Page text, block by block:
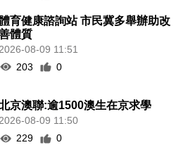
育健康諮詢站 市民冀多舉辦助改
體質
2026-08-09 11:51
203
0
京澳聯:逾1500澳生在京求學
08-09 11:50
229
0